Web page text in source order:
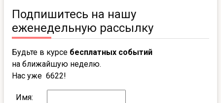
Подпишитесь на нашу
еженедельную рассылку
Будьте в курсе бесплатных событий
на ближайшую неделю.
Нас уже 6622!
Имя: